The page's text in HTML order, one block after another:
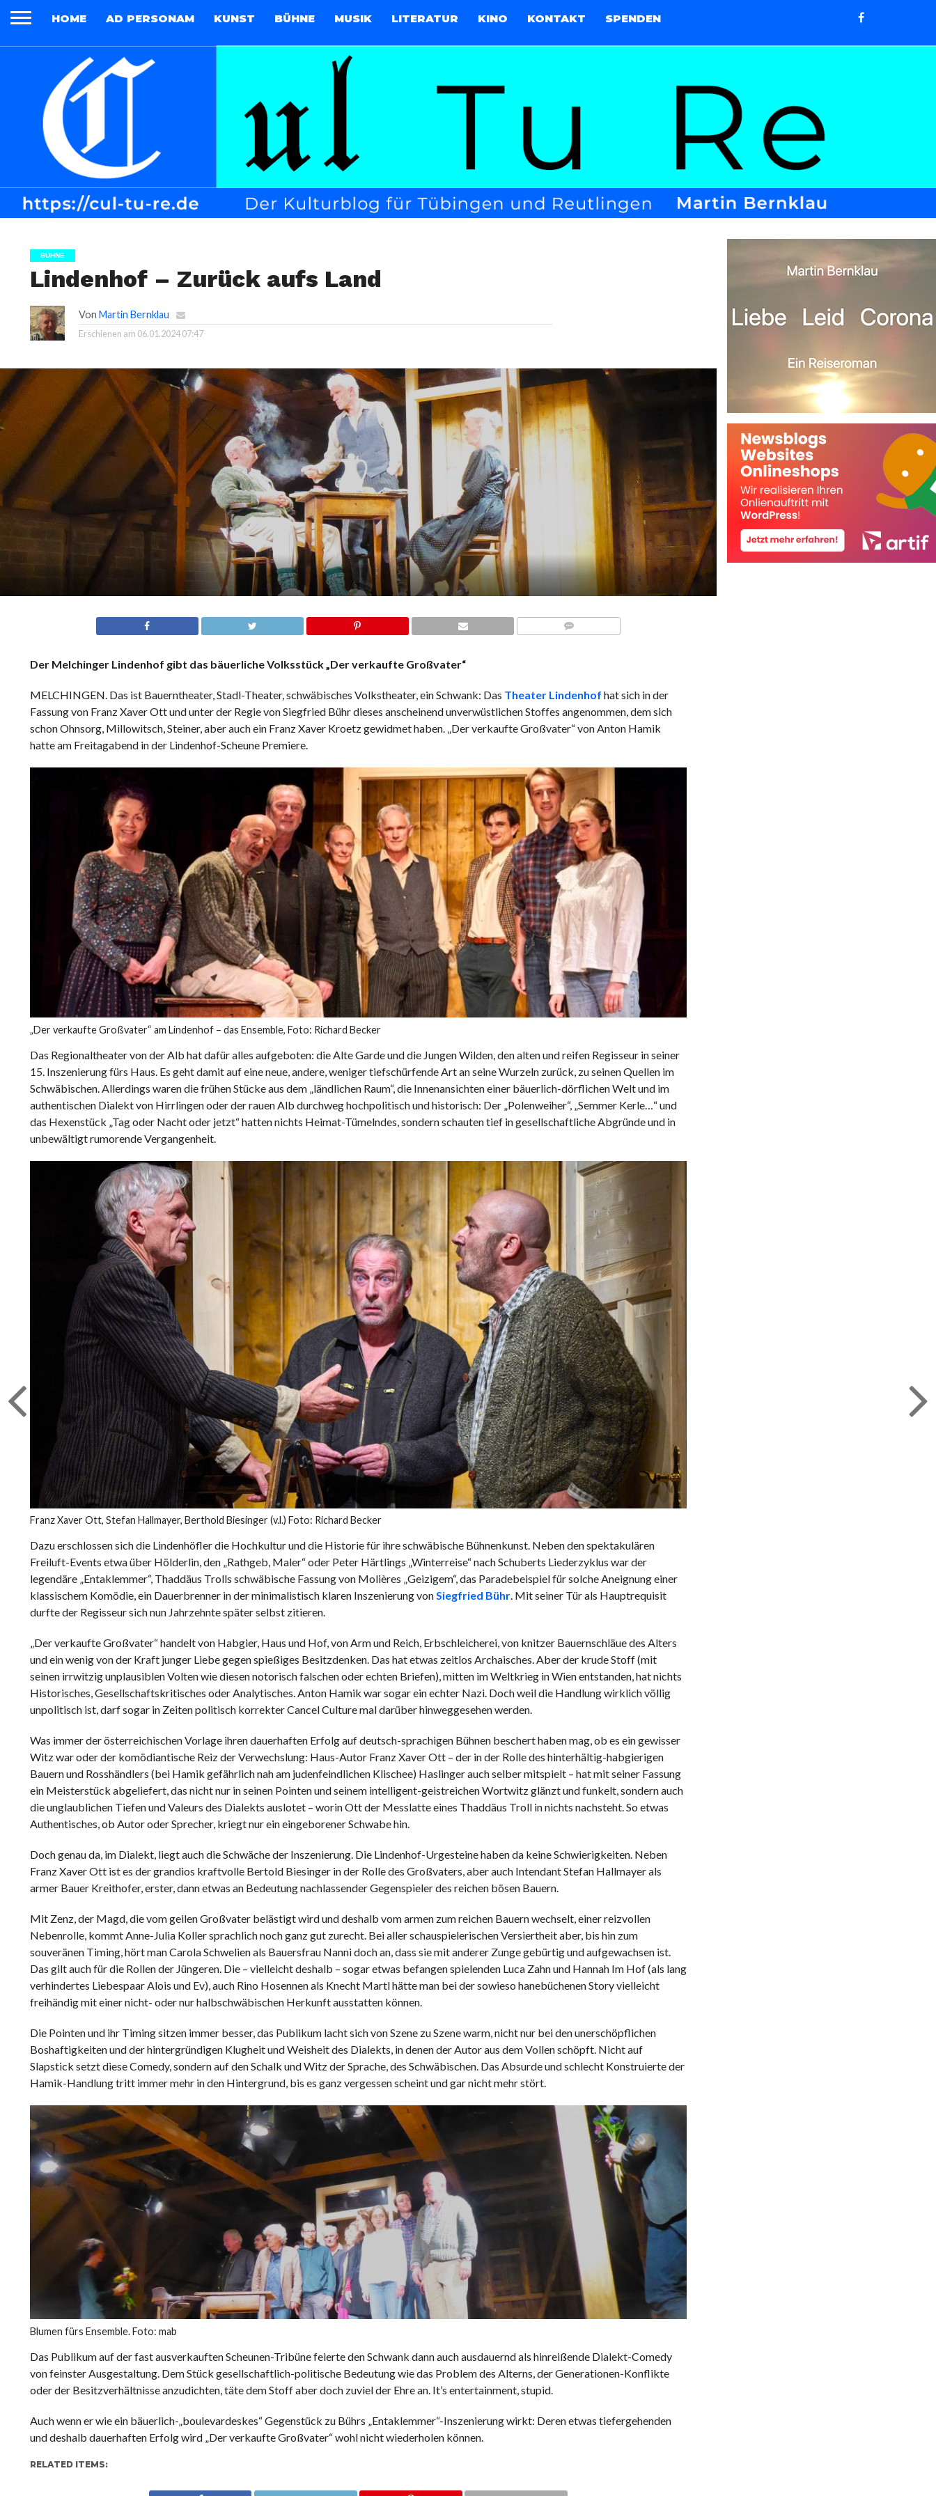
HOME AD PERSONAM KUNST BÜHNE MUSIK LITERATUR KINO KONTAKT SPENDEN
BÜHNE
Lindenhof – Zurück aufs Land
Von Martin Bernklau
Erschienen am 06.01.2024 07:47
Der Melchinger Lindenhof gibt das bäuerliche Volksstück „Der verkaufte Großvater“
MELCHINGEN. Das ist Bauerntheater, Stadl-Theater, schwäbisches Volkstheater, ein Schwank: Das Theater Lindenhof hat sich in der
Fassung von Franz Xaver Ott und unter der Regie von Siegfried Bühr dieses anscheinend unverwüstlichen Stoffes angenommen, dem sich
schon Ohnsorg, Millowitsch, Steiner, aber auch ein Franz Xaver Kroetz gewidmet haben. „Der verkaufte Großvater“ von Anton Hamik
hatte am Freitagabend in der Lindenhof-Scheune Premiere.
„Der verkaufte Großvater“ am Lindenhof – das Ensemble, Foto: Richard Becker
Das Regionaltheater von der Alb hat dafür alles aufgeboten: die Alte Garde und die Jungen Wilden, den alten und reifen Regisseur in seiner
15. Inszenierung fürs Haus. Es geht damit auf eine neue, andere, weniger tiefschürfende Art an seine Wurzeln zurück, zu seinen Quellen im
Schwäbischen. Allerdings waren die frühen Stücke aus dem „ländlichen Raum“, die Innenansichten einer bäuerlich-dörflichen Welt und im
authentischen Dialekt von Hirrlingen oder der rauen Alb durchweg hochpolitisch und historisch: Der „Polenweiher“, „Semmer Kerle…“ und
das Hexenstück „Tag oder Nacht oder jetzt“ hatten nichts Heimat-Tümelndes, sondern schauten tief in gesellschaftliche Abgründe und in
unbewältigt rumorende Vergangenheit.
Franz Xaver Ott, Stefan Hallmayer, Berthold Biesinger (v.l.) Foto: Richard Becker
Dazu erschlossen sich die Lindenhöfler die Hochkultur und die Historie für ihre schwäbische Bühnenkunst. Neben den spektakulären
Freiluft-Events etwa über Hölderlin, den „Rathgeb, Maler“ oder Peter Härtlings „Winterreise“ nach Schuberts Liederzyklus war der
legendäre „Entaklemmer“, Thaddäus Trolls schwäbische Fassung von Molières „Geizigem“, das Paradebeispiel für solche Aneignung einer
klassischem Komödie, ein Dauerbrenner in der minimalistisch klaren Inszenierung vonSiegfried Bühr. Mit seiner Tür als Hauptrequisit
durfte der Regisseur sich nun Jahrzehnte später selbst zitieren.
„Der verkaufte Großvater“ handelt von Habgier, Haus und Hof, von Arm und Reich, Erbschleicherei, von knitzer Bauernschläue des Alters
und ein wenig von der Kraft junger Liebe gegen spießiges Besitzdenken. Das hat etwas zeitlos Archaisches. Aber der krude Stoff (mit
seinen irrwitzig unplausiblen Volten wie diesen notorisch falschen oder echten Briefen), mitten im Weltkrieg in Wien entstanden, hat nichts
Historisches, Gesellschaftskritisches oder Analytisches. Anton Hamik war sogar ein echter Nazi. Doch weil die Handlung wirklich völlig
unpolitisch ist, darf sogar in Zeiten politisch korrekter Cancel Culture mal darüber hinweggesehen werden.
Was immer der österreichischen Vorlage ihren dauerhaften Erfolg auf deutsch-sprachigen Bühnen beschert haben mag, ob es ein gewisser
Witz war oder der komödiantische Reiz der Verwechslung: Haus-Autor Franz Xaver Ott – der in der Rolle des hinterhältig-habgierigen
Bauern und Rosshändlers (bei Hamik gefährlich nah am judenfeindlichen Klischee) Haslinger auch selber mitspielt – hat mit seiner Fassung
ein Meisterstück abgeliefert, das nicht nur in seinen Pointen und seinem intelligent-geistreichen Wortwitz glänzt und funkelt, sondern auch
die unglaublichen Tiefen und Valeurs des Dialekts auslotet – worin Ott der Messlatte eines Thaddäus Troll in nichts nachsteht. So etwas
Authentisches, ob Autor oder Sprecher, kriegt nur ein eingeborener Schwabe hin.
Doch genau da, im Dialekt, liegt auch die Schwäche der Inszenierung. Die Lindenhof-Urgesteine haben da keine Schwierigkeiten. Neben
Franz Xaver Ott ist es der grandios kraftvolle Bertold Biesinger in der Rolle des Großvaters, aber auch Intendant Stefan Hallmayer als
armer Bauer Kreithofer, erster, dann etwas an Bedeutung nachlassender Gegenspieler des reichen bösen Bauern.
Mit Zenz, der Magd, die vom geilen Großvater belästigt wird und deshalb vom armen zum reichen Bauern wechselt, einer reizvollen
Nebenrolle, kommt Anne-Julia Koller sprachlich noch ganz gut zurecht. Bei aller schauspielerischen Versiertheit aber, bis hin zum
souveränen Timing, hört man Carola Schwelien als Bauersfrau Nanni doch an, dass sie mit anderer Zunge gebürtig und aufgewachsen ist.
Das gilt auch für die Rollen der Jüngeren. Die – vielleicht deshalb – sogar etwas befangen spielenden Luca Zahn und Hannah Im Hof (als lang
verhindertes Liebespaar Alois und Ev), auch Rino Hosennen als Knecht Martl hätte man bei der sowieso hanebüchenen Story vielleicht
freihändig mit einer nicht- oder nur halbschwäbischen Herkunft ausstatten können.
Die Pointen und ihr Timing sitzen immer besser, das Publikum lacht sich von Szene zu Szene warm, nicht nur bei den unerschöpflichen
Boshaftigkeiten und der hintergründigen Klugheit und Weisheit des Dialekts, in denen der Autor aus dem Vollen schöpft. Nicht auf
Slapstick setzt diese Comedy, sondern auf den Schalk und Witz der Sprache, des Schwäbischen. Das Absurde und schlecht Konstruierte der
Hamik-Handlung tritt immer mehr in den Hintergrund, bis es ganz vergessen scheint und gar nicht mehr stört.
Blumen fürs Ensemble. Foto: mab
Das Publikum auf der fast ausverkauften Scheunen-Tribüne feierte den Schwank dann auch ausdauernd als hinreißende Dialekt-Comedy
von feinster Ausgestaltung. Dem Stück gesellschaftlich-politische Bedeutung wie das Problem des Alterns, der Generationen-Konflikte
oder der Besitzverhältnisse anzudichten, täte dem Stoff aber doch zuviel der Ehre an. It’s entertainment, stupid.
Auch wenn er wie ein bäuerlich-„boulevardeskes“ Gegenstück zu Bührs „Entaklemmer“-Inszenierung wirkt: Deren etwas tiefergehenden
und deshalb dauerhaften Erfolg wird „Der verkaufte Großvater“ wohl nicht wiederholen können.
RELATED ITEMS: